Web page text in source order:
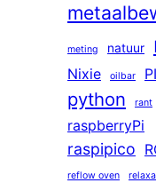
meting natuur
Nixie oilbar
python rant
raspberryPi
raspipico
reflow oven